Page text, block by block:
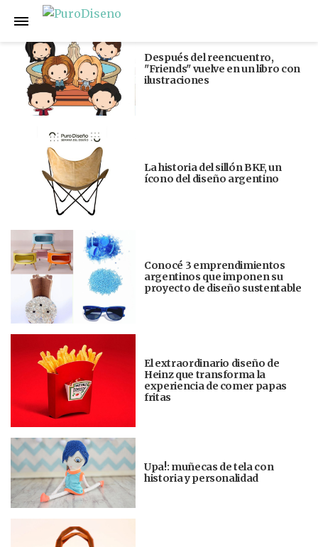
Anterior
Después del reencuentro,
"Friends" vuelve en un libro con
ilustraciones
La historia del sillón BKF, un
ícono del diseño argentino
Conocé 3 emprendimientos
argentinos que imponen su
proyecto de diseño sustentable
El extraordinario diseño de
Heinz que transforma la
experiencia de comer papas
fritas
Upa!: muñecas de tela con
historia y personalidad
Siguiente